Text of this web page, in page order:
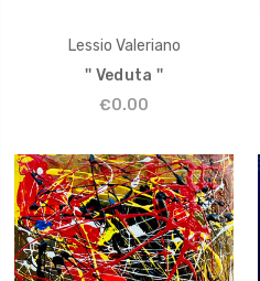
Lessio Valeriano
'' Veduta ''
€0.00